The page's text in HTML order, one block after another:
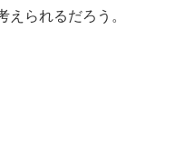
られるだろう。